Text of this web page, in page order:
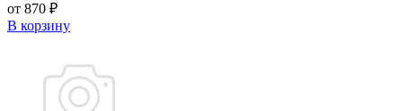
от 870 ₽
В корзину